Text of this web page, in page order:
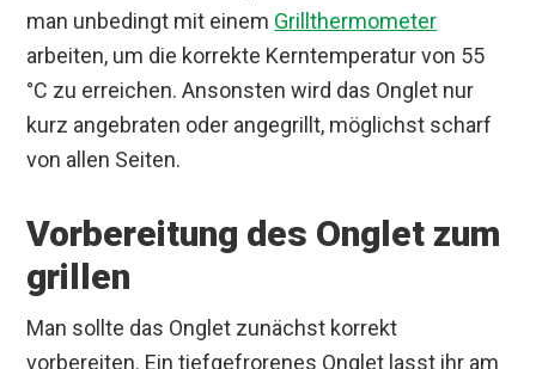
man unbedingt mit einem Grillthermometer
arbeiten, um die korrekte Kerntemperatur von 55
°C zu erreichen. Ansonsten wird das Onglet nur
kurz angebraten oder angegrillt, möglichst scharf
von allen Seiten.
Vorbereitung des Onglet zum
grillen
Man sollte das Onglet zunächst korrekt
vorbereiten. Ein tiefgefrorenes Onglet lasst ihr am